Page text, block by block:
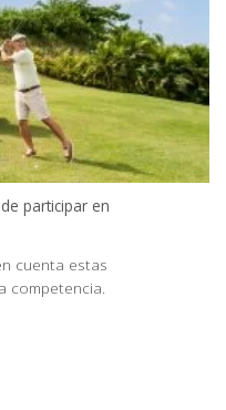
participar en
cuenta estas
competencia.